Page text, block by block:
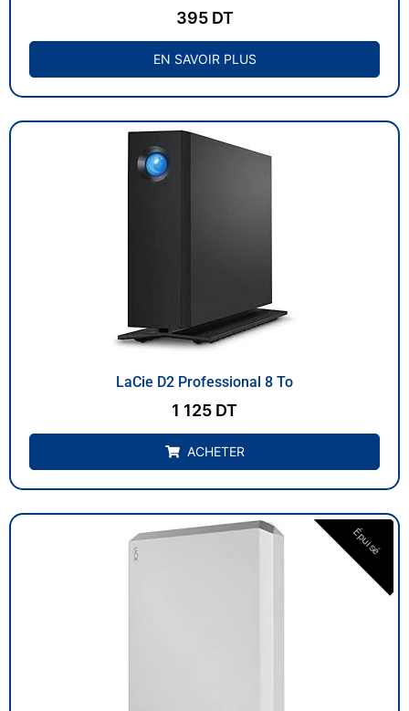
395DT
EN SAVOIR PLUS
LaCie D2 Professional 8 To
1 125 DT
ACHETER
Épuisé